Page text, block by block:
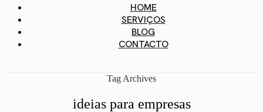
HOME
SERVIÇOS
BLOG
CONTACTO
Tag Archives
ideias para empresas